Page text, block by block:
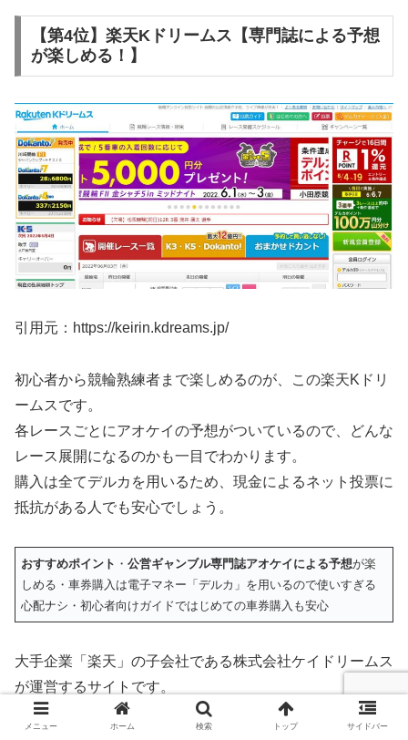
【第4位】楽天Kドリームス【専門誌による予想
が楽しめる！】
引用元：https://keirin.kdreams.jp/
初心者から競輪熟練者まで楽しめるのが、この楽天Kドリ
ームスです。
各レースごとにアオケイの予想がついているので、どんな
レース展開になるのかも一目でわかります。
購入は全てデルカを用いるため、現金によるネット投票に
抵抗がある人でも安心でしょう。
おすすめポイント ・公営ギャンブル専門誌アオケイによる予想が楽
しめる・車券購入は電子マネー「デルカ」を用いるので使いすぎる
心配ナシ・初心者向けガイドではじめての車券購入も安心
大手企業「楽天」の子会社である株式会社ケイドリームス
が運営するサイトです。
メニュー ホーム 検索 トップ サイドバー